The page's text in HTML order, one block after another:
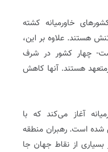
خاورمیانه کشته
هستند. علاوه بر این،
چهار کشور در شرف
هستند. آنها کاهش
آغاز می‌کند که با
است. رهبران منطقه
از نقاط جهان جا‌